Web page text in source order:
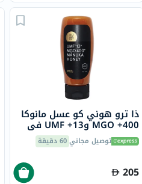
ذا ترو هوني كو عسل مانوكا
400+ MGO و13+ UMF في
قارورة سهلة الضغط 375
جرام توصيل مجاني60 دقيقة
205